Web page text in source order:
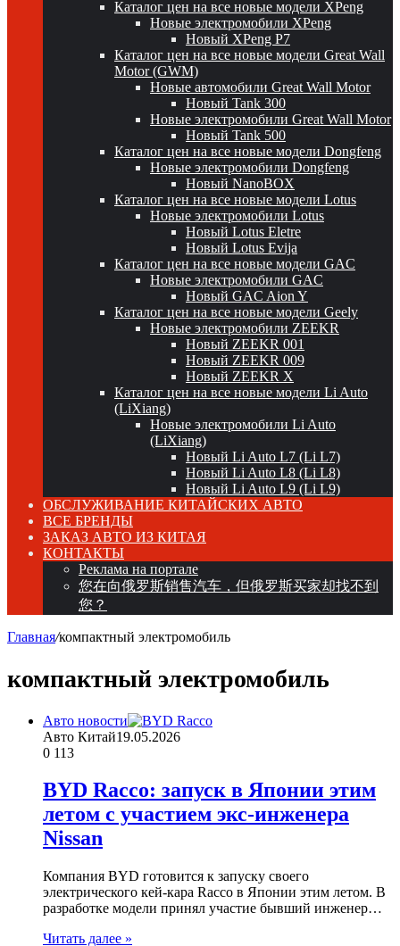
Каталог цен на все новые модели XPeng
Новые электромобили XPeng
Новый XPeng P7
Каталог цен на все новые модели Great Wall
Motor (GWM)
Новые автомобили Great Wall Motor
Новый Tank 300
Новые электромобили Great Wall Motor
Новый Tank 500
Каталог цен на все новые модели Dongfeng
Новые электромобили Dongfeng
Новый NanoBOX
Каталог цен на все новые модели Lotus
Новые электромобили Lotus
Новый Lotus Eletre
Новый Lotus Evija
Каталог цен на все новые модели GAC
Новые электромобили GAC
Новый GAC Aion Y
Каталог цен на все новые модели Geely
Новые электромобили ZEEKR
Новый ZEEKR 001
Новый ZEEKR 009
Новый ZEEKR X
Каталог цен на все новые модели Li Auto
(LiXiang)
Новые электромобили Li Auto
(LiXiang)
Новый Li Auto L7 (Li L7)
Новый Li Auto L8 (Li L8)
Новый Li Auto L9 (Li L9)
ОБСЛУЖИВАНИЕ КИТАЙСКИХ АВТО
ВСЕ БРЕНДЫ
ЗАКАЗ АВТО ИЗ КИТАЯ
КОНТАКТЫ
Реклама на портале
您在向俄罗斯销售汽车，但俄罗斯买家却找不到
您？
Главная/компактный электромобиль
компактный электромобиль
Авто новости
Авто Китай19.05.2026
0 113
BYD Racco: запуск в Японии этим
летом с участием экс-инженера
Nissan
Компания BYD готовится к запуску своего
электрического кей-кара Racco в Японии этим летом. В
разработке модели принял участие бывший инженер…
Читать далее »